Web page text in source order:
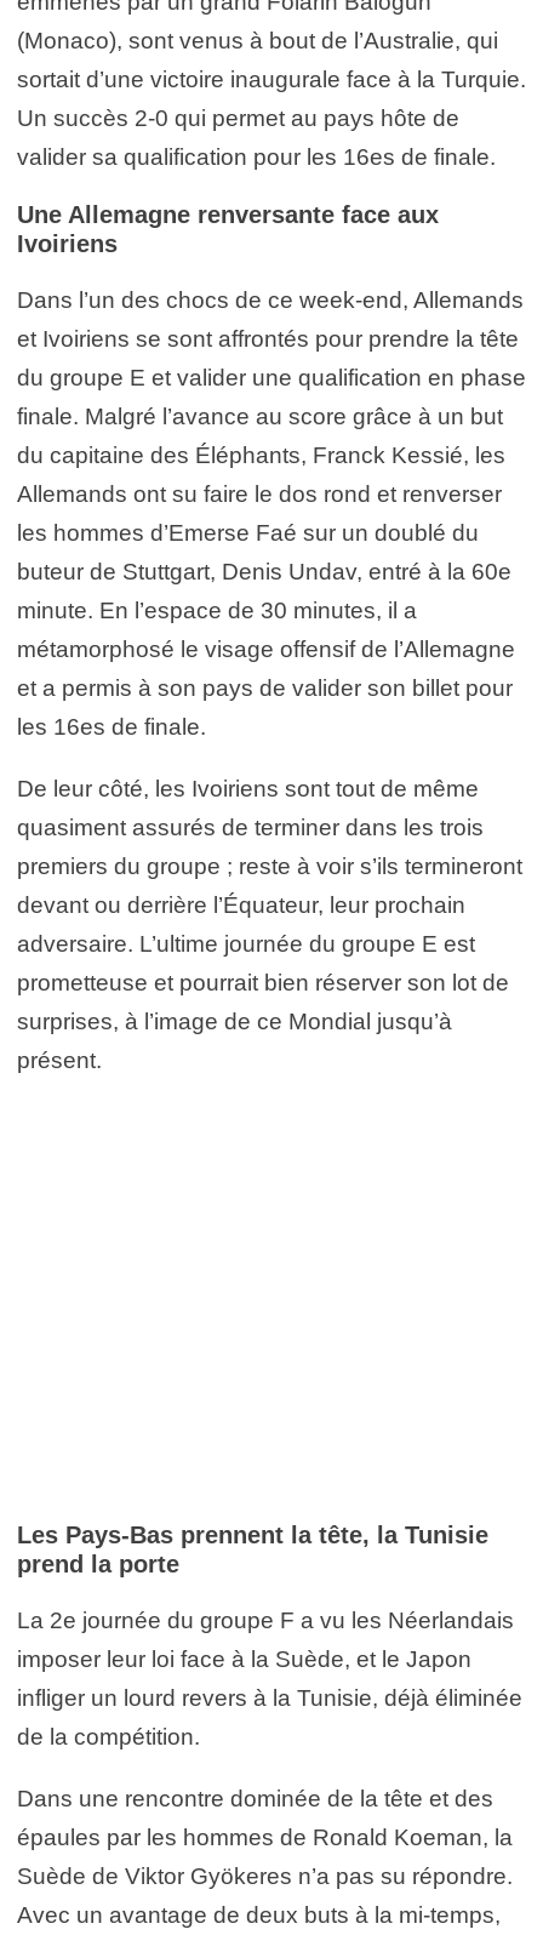
(Monaco), sont venus à bout de l’Australie, qui
sortait d’une victoire inaugurale face à la Turquie.
Un succès 2-0 qui permet au pays hôte de
valider sa qualification pour les 16es de finale.
Une Allemagne renversante face aux
Ivoiriens
Dans l’un des chocs de ce week-end, Allemands
et Ivoiriens se sont affrontés pour prendre la tête
du groupe E et valider une qualification en phase
finale. Malgré l’avance au score grâce à un but
du capitaine des Éléphants, Franck Kessié, les
Allemands ont su faire le dos rond et renverser
les hommes d’Emerse Faé sur un doublé du
buteur de Stuttgart, Denis Undav, entré à la 60e
minute. En l’espace de 30 minutes, il a
métamorphosé le visage offensif de l’Allemagne
et a permis à son pays de valider son billet pour
les 16es de finale.
De leur côté, les Ivoiriens sont tout de même
quasiment assurés de terminer dans les trois
premiers du groupe ; reste à voir s’ils termineront
devant ou derrière l’Équateur, leur prochain
adversaire. L’ultime journée du groupe E est
prometteuse et pourrait bien réserver son lot de
surprises, à l’image de ce Mondial jusqu’à
présent.
Les Pays-Bas prennent la tête, la Tunisie
prend la porte
La 2e journée du groupe F a vu les Néerlandais
imposer leur loi face à la Suède, et le Japon
infliger un lourd revers à la Tunisie, déjà éliminée
de la compétition.
Dans une rencontre dominée de la tête et des
épaules par les hommes de Ronald Koeman, la
Suède de Viktor Gyökeres n’a pas su répondre.
Avec un avantage de deux buts à la mi-temps,